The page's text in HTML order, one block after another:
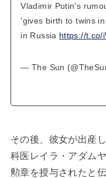
Vladimir Putin's
'gives birth to twins
in Russia https://t.co/
— The Sun
その後、彼女が出産
科医レイラ・アダム
勲章を授与されたと